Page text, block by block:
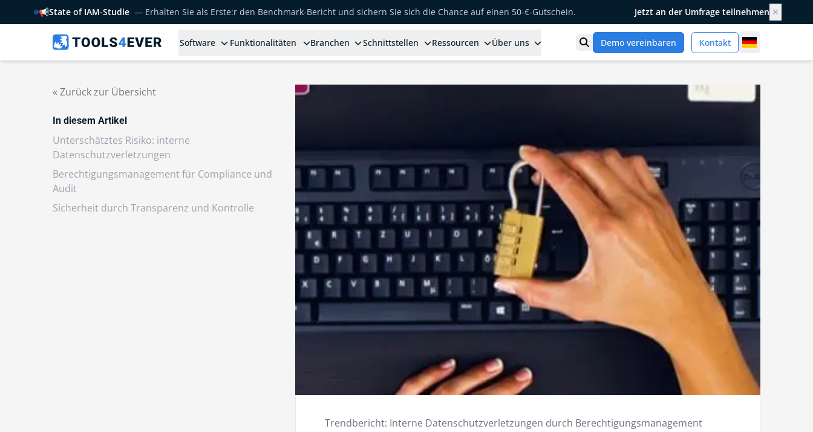
📢State of IAM-Studie — Erhalten Sie als Erste:r den Benchmark-Bericht und sichern Sie sich die Chance auf einen 50-€-Gutschein. Jetzt an der Umfrage teilnehmen ✕
Software Funktionalitäten Branchen Schnittstellen Ressourcen Über uns Suche öffnen
Demo vereinbaren Kontakt Germany
« Zurück zur Übersicht
In diesem Artikel
Unterschätztes Risiko: interne
Datenschutzverletzungen
Berechtigungsmanagement für Compliance und
Audit
Sicherheit durch Transparenz und Kontrolle
Trendbericht: Interne Datenschutzverletzungen durch Berechtigungsmanagement